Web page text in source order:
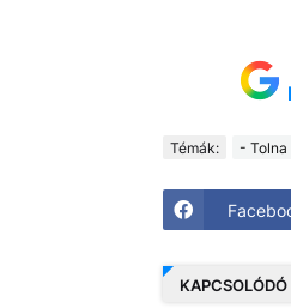
Témák: - Tolna